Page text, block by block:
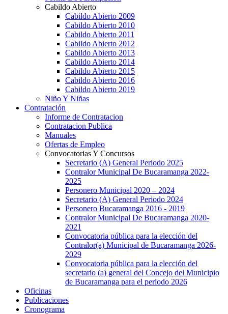
Cabildo Abierto
Cabildo Abierto 2009
Cabildo Abierto 2010
Cabildo Abierto 2011
Cabildo Abierto 2012
Cabildo Abierto 2013
Cabildo Abierto 2014
Cabildo Abierto 2015
Cabildo Abierto 2016
Cabildo Abierto 2019
Niño Y Niñas
Contratación
Informe de Contratacion
Contratacion Publica
Manuales
Ofertas de Empleo
Convocatorias Y Concursos
Secretario (A) General Periodo 2025
Contralor Municipal De Bucaramanga 2022-
2025
Personero Municipal 2020 – 2024
Secretario (A) General Periodo 2024
Personero Bucaramanga 2016 - 2019
Contralor Municipal De Bucaramanga 2020-
2021
Convocatoria pública para la elección del
Contralor(a) Municipal de Bucaramanga 2026-
2029
Convocatoria pública para la elección del
secretario (a) general del Concejo del Municipio
de Bucaramanga para el periodo 2026
Oficinas
Publicaciones
Cronograma